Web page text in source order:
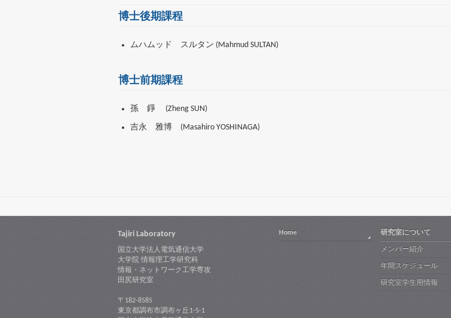
博士後期課程
ムハムッド スルタン (Mahmud SULTAN)
博士前期課程
孫 錚 (Zheng SUN)
吉永 雅博 (Masahiro YOSHINAGA)
Tajiri Laboratory
国立大学法人電気通信大学
大学院 情報理工学研究科
情報・ネットワーク工学専攻
田尻研究室
〒182-8585
東京都調布市調布ヶ丘1-5-1
Home 研究室について
メンバー紹介
年間スケジュール
研究室学生用情報